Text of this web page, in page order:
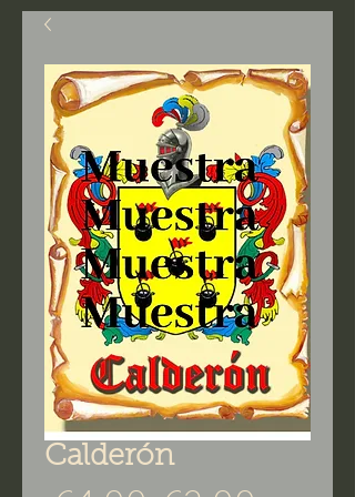
Calderón